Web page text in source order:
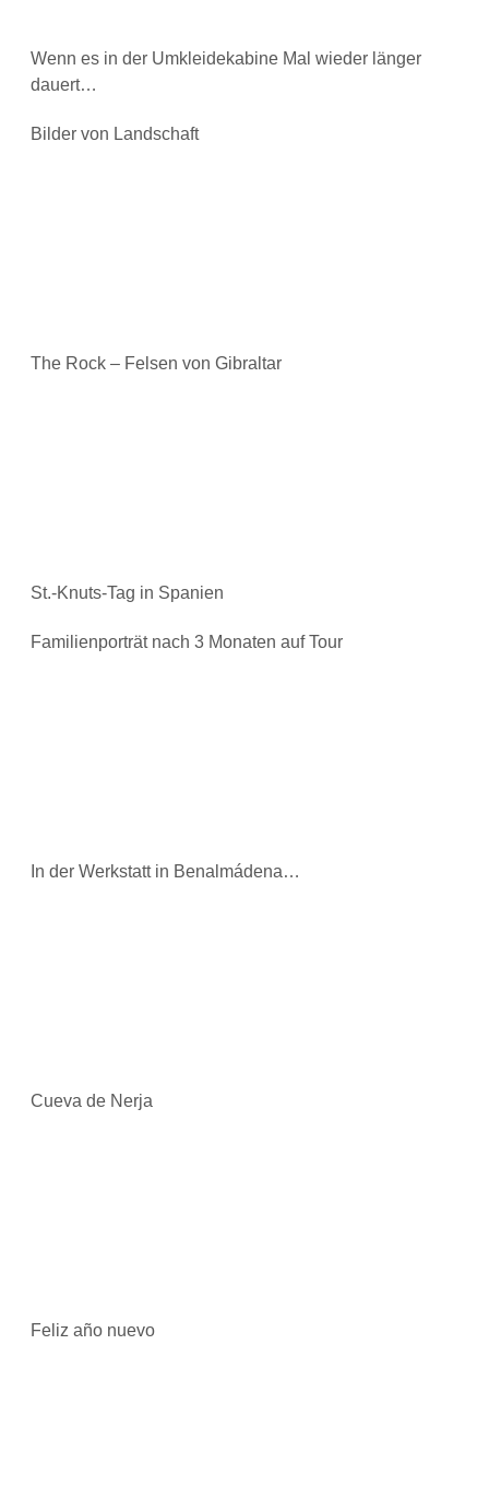
Wenn es in der Umkleidekabine Mal wieder länger
dauert…
Bilder von Landschaft
The Rock – Felsen von Gibraltar
St.-Knuts-Tag in Spanien
Familienporträt nach 3 Monaten auf Tour
In der Werkstatt in Benalmádena…
Cueva de Nerja
Feliz año nuevo